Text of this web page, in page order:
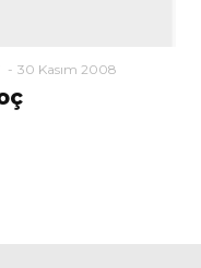
30 Kasım 2008